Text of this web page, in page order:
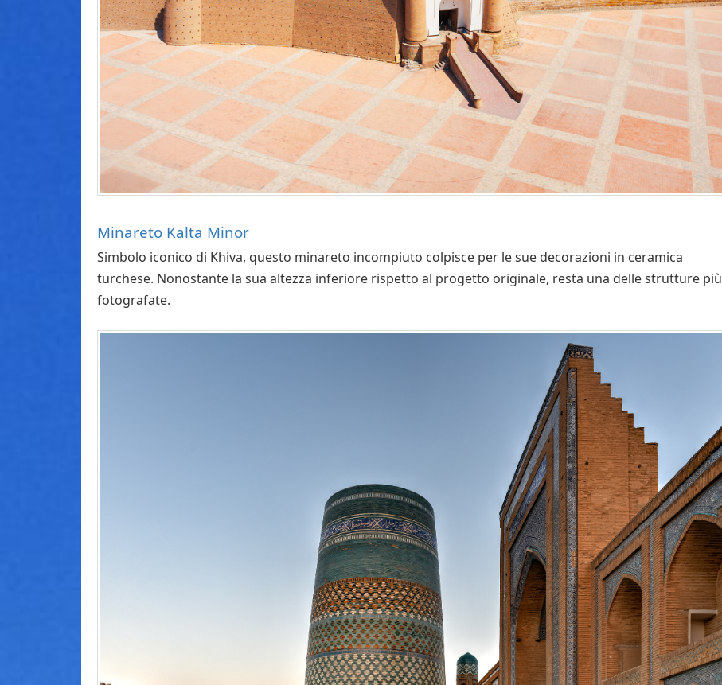
Minareto Kalta Minor
Simbolo iconico di Khiva, questo minareto incompiuto colpisce per le sue decorazioni in ceramica
turchese. Nonostante la sua altezza inferiore rispetto al progetto originale, resta una delle strutture più
fotografate.